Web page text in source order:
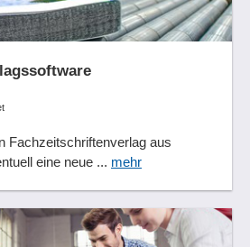
Fachzeitschriftenverlag aus
eine neue ... mehr